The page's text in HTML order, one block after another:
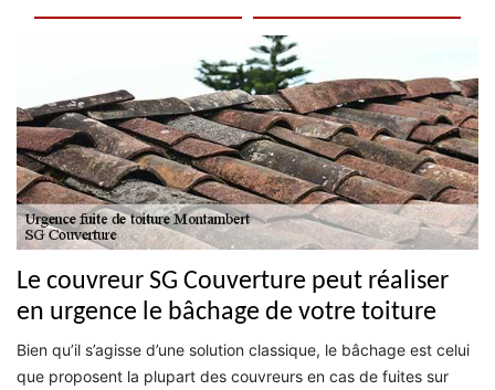
Le couvreur SG Couverture peut réaliser
en urgence le bâchage de votre toiture
Bien qu’il s’agisse d’une solution classique, le bâchage est celui
que proposent la plupart des couvreurs en cas de fuites sur